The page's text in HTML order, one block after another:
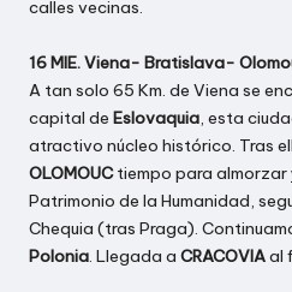
calles vecinas.
16 MIE. Viena- Bratislava-
A tan solo 65 Km. de Viena se
capital de Eslovaquia, esta
atractivo núcleo histórico. Tras
OLOMOUCtiempo para
Patrimonio de la Humanidad,
Chequia (tras Praga).
Polonia. Llegada a CRACOVIAal